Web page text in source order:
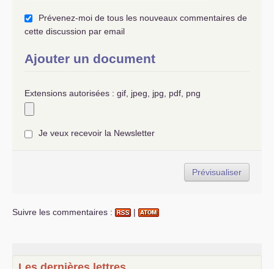
Prévenez-moi de tous les nouveaux commentaires de
cette discussion par email
Ajouter un document
Extensions autorisées : gif, jpeg, jpg, pdf, png
Je veux recevoir la Newsletter
Suivre les commentaires : |